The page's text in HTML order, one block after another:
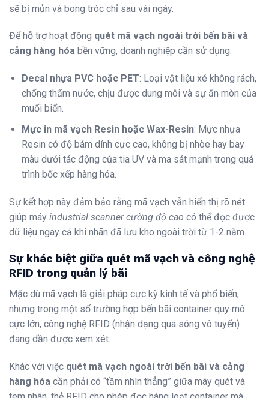
sẽ bị mủn và bong tróc chỉ sau vài ngày.
Để hỗ trợ hoạt động quét mã vạch ngoài trời bến bãi và
cảng hàng hóa bền vững, doanh nghiệp cần sử dụng:
Decal nhựa PVC hoặc PET: Loại vật liệu xé không rách,
chống thấm nước, chịu được dung môi và sự ăn mòn của
muối biển.
Mực in mã vạch Resin hoặc Wax-Resin: Mực nhựa
Resin có độ bám dính cực cao, không bị nhòe hay bay
màu dưới tác động của tia UV và ma sát mạnh trong quá
trình bốc xếp hàng hóa.
Sự kết hợp này đảm bảo rằng mã vạch vẫn hiển thị rõ nét
giúp máy industrial scanner cường độ cao có thể đọc được
dữ liệu ngay cả khi nhãn đã lưu kho ngoài trời từ 1-2 năm.
Sự khác biệt giữa quét mã vạch và công nghệ
RFID trong quản lý bãi
Mặc dù mã vạch là giải pháp cực kỳ kinh tế và phổ biến,
nhưng trong một số trường hợp bến bãi container quy mô
cực lớn, công nghệ RFID (nhận dạng qua sóng vô tuyến)
đang dần được xem xét.
Khác với việc quét mã vạch ngoài trời bến bãi và cảng
hàng hóa cần phải có “tầm nhìn thẳng” giữa máy quét và